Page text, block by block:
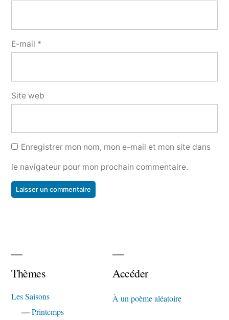
E-mail *
Site web
Enregistrer mon nom, mon e-mail et mon site dans
le navigateur pour mon prochain commentaire.
Thèmes
Les Saisons
—Printemps
Accéder
À un poème aléatoire